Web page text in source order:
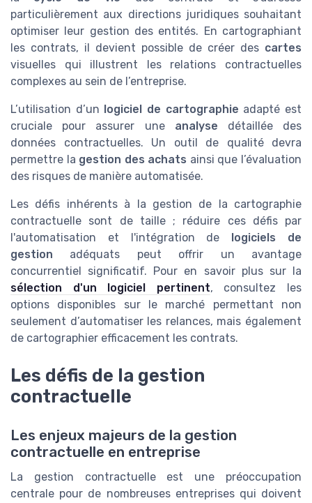
particulièrement aux directions juridiques souhaitant
optimiser leur gestion des entités. En cartographiant
les contrats, il devient possible de créer des cartes
visuelles qui illustrent les relations contractuelles
complexes au sein de l’entreprise.
L’utilisation d’un logiciel de cartographie adapté est
cruciale pour assurer une analyse détaillée des
données contractuelles. Un outil de qualité devra
permettre la gestion des achats ainsi que l’évaluation
des risques de manière automatisée.
Les défis inhérents à la gestion de la cartographie
contractuelle sont de taille ; réduire ces défis par
l'automatisation et l'intégration de logiciels de
gestion adéquats peut offrir un avantage
concurrentiel significatif. Pour en savoir plus sur la
sélection d'un logiciel pertinent, consultez les
options disponibles sur le marché permettant non
seulement d’automatiser les relances, mais également
de cartographier efficacement les contrats.
Les défis de la gestion
contractuelle
Les enjeux majeurs de la gestion
contractuelle en entreprise
La gestion contractuelle est une préoccupation
centrale pour de nombreuses entreprises qui doivent